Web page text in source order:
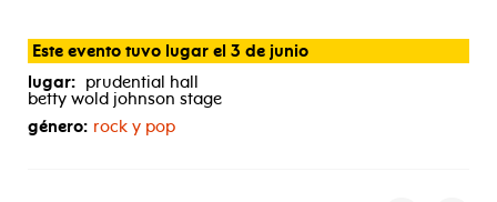
Este evento tuvo lugar el 3 de junio
lugar: prudential hall
betty wold johnson stage
género: rock y pop